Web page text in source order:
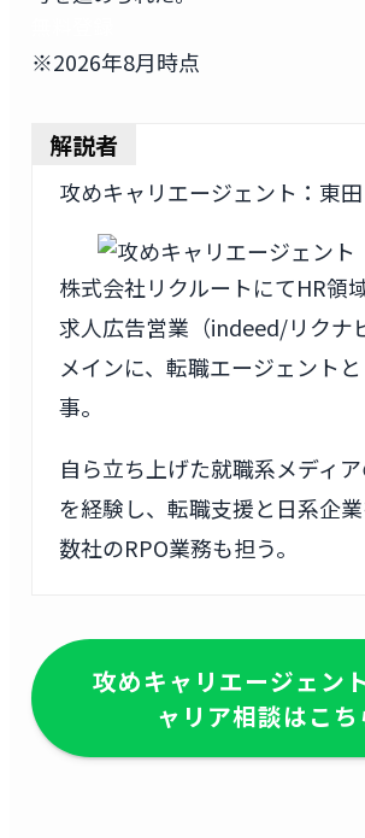
※2026年8月時点
解説者
攻めキャリエージェント：東
株式会社リクルートにてHR領
求人広告営業（indeed/リクナ
メインに、転職エージェント
事。
自ら立ち上げた就職系メディ
を経験し、転職支援と日系企
数社のRPO業務も担う。
攻めキャリエージェン
ャリア相談はこち